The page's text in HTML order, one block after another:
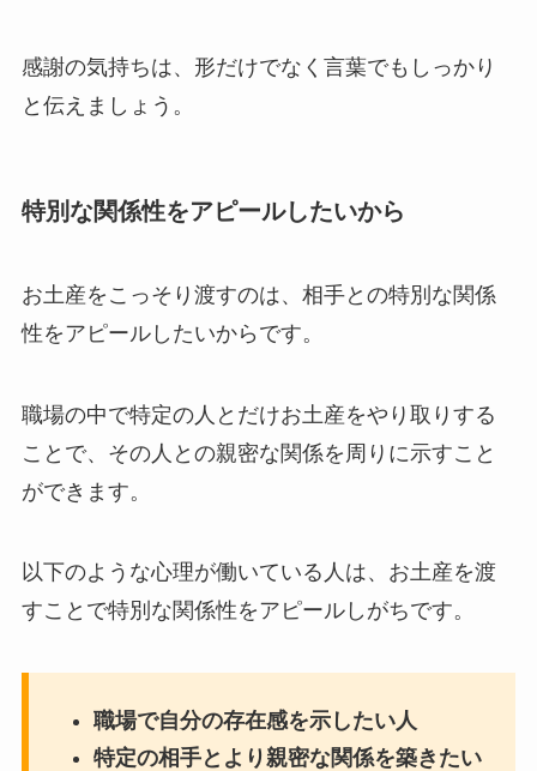
感謝の気持ちは、形だけでなく言葉でもしっかり
と伝えましょう。
特別な関係性をアピールしたいから
お土産をこっそり渡すのは、相手との特別な関係
性をアピールしたいからです。
職場の中で特定の人とだけお土産をやり取りする
ことで、その人との親密な関係を周りに示すこと
ができます。
以下のような心理が働いている人は、お土産を渡
すことで特別な関係性をアピールしがちです。
職場で自分の存在感を示したい人
特定の相手とより親密な関係を築きたい